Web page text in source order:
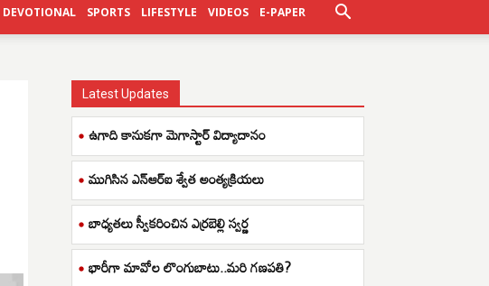
DEVOTIONAL SPORTS LIFESTYLE VIDEOS E-PAPER
Latest Updates
ఉగాది కానుకగా మెగాస్టార్ విద్యాదానం
ముగిసిన ఎన్ఆర్ఐ శ్వేత అంత్యక్రియలు
బాధ్యతలు స్వీకరించిన ఎర్రబెల్లి స్వర్ణ
భారీగా మావోల లొంగుబాటు..మరి గణపతి?